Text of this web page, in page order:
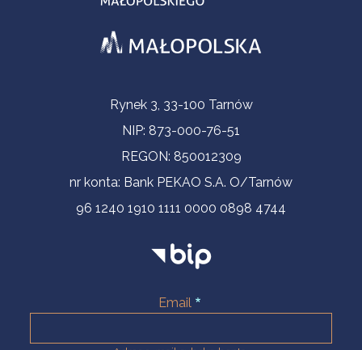
Informacje kontaktoweRynek 3, 33-100 Tarnów
NIP: 873-000-76-51
REGON: 850012309
nr konta: Bank PEKAO S.A. O/Tarnów
96 1240 1910 1111 0000 0898 4744
Email